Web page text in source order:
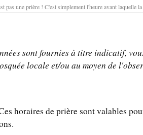
pas une prière ! C'est simplement l'heure avant laquelle
sont fournies à titre indicatif,
locale et/ou au moyen de
horaires de prière sont valables